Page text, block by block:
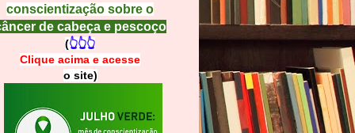
conscientização sobre o
de cabeça e pescoço
(👆👆👆
Clique acima e acesse
o site)